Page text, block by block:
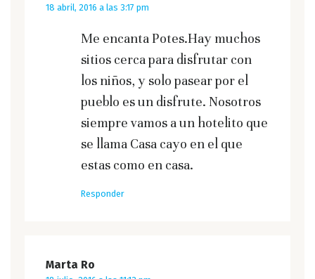
18 abril, 2016 a las 3:17 pm
Me encanta Potes.Hay muchos
sitios cerca para disfrutar con
los niños, y solo pasear por el
pueblo es un disfrute. Nosotros
siempre vamos a un hotelito que
se llama Casa cayo en el que
estas como en casa.
Responder
Marta Ro